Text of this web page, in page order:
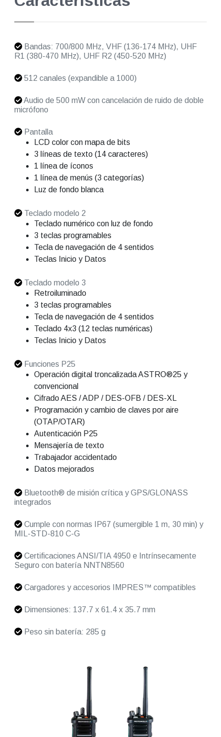
Bandas: 700/800 MHz, VHF (136-174 MHz), UHF
R1 (380-470 MHz), UHF R2 (450-520 MHz)
512 canales (expandible a 1000)
Audio de 500 mW con cancelación de ruido de doble
micrófono
Pantalla
LCD color con mapa de bits
3 líneas de texto (14 caracteres)
1 línea de íconos
1 línea de menús (3 categorías)
Luz de fondo blanca
Teclado modelo 2
Teclado numérico con luz de fondo
3 teclas programables
Tecla de navegación de 4 sentidos
Teclas Inicio y Datos
Teclado modelo 3
Retroiluminado
3 teclas programables
Tecla de navegación de 4 sentidos
Teclado 4x3 (12 teclas numéricas)
Teclas Inicio y Datos
Funciones P25
Operación digital troncalizada ASTRO®25 y
convencional
Cifrado AES / ADP / DES-OFB / DES-XL
Programación y cambio de claves por aire
(OTAP/OTAR)
Autenticación P25
Mensajería de texto
Trabajador accidentado
Datos mejorados
Bluetooth® de misión crítica y GPS/GLONASS
integrados
Cumple con normas IP67 (sumergible 1 m, 30 min) y
MIL-STD-810 C-G
Certificaciones ANSI/TIA 4950 e Intrínsecamente
Seguro con batería NNTN8560
Cargadores y accesorios IMPRES™ compatibles
Dimensiones: 137.7 x 61.4 x 35.7 mm
Peso sin batería: 285 g